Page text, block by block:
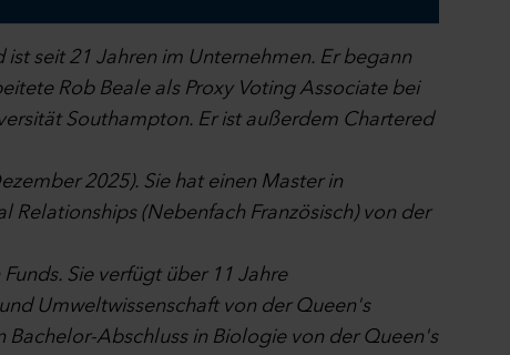
seit 21 Jahren im Unternehmen. Er begann
Rob Beale als Proxy Voting Associate bei
Southampton. Er ist außerdem Chartered
2025). Sie hat einen Master in
Relationships (Nebenfach Französisch) von der
Sie verfügt über 11 Jahre
Umweltwissenschaft von der Queen's
Bachelor-Abschluss in Biologie von der Queen's